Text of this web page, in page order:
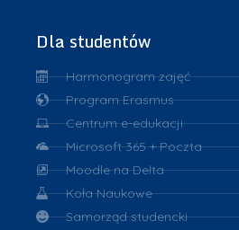
Dla studentów
Harmonogram zajęć
Program Erasmus
Centrum e-edukacji
Microsoft 365 + Poczta
Moodle na Delta
Koła Naukowe
Samorząd studencki